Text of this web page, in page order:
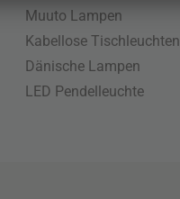
Muuto Lampen
Kabellose Tischleuchten
Dänische Lampen
LED Pendelleuchte